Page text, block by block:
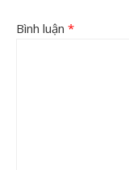
Bình luận *